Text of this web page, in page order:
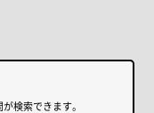
検索できます。